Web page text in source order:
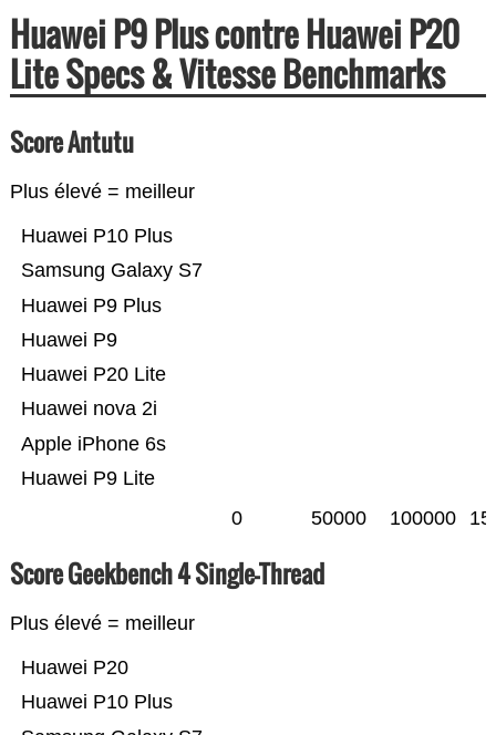
Huawei P9 Plus contre Huawei P20
Lite Specs & Vitesse Benchmarks
Score Antutu
Plus élevé = meilleur
Huawei P9 Lite
Apple iPhone 6s
Huawei nova 2i
Huawei P20 Lite
Huawei P9
Huawei P9 Plus
Samsung Galaxy S7
Huawei P10 Plus
0 50000 100000
Score Geekbench 4 Single-Thread
Plus élevé = meilleur
Huawei P10 Plus
Huawei P20